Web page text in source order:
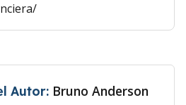
Autor: Bruno Anderson